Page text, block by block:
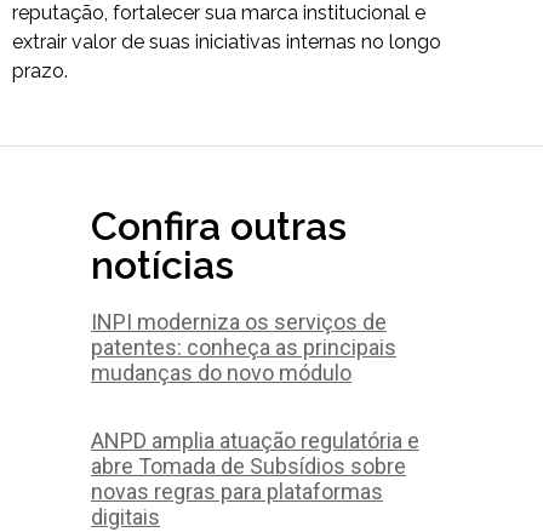
reputação, fortalecer sua marca institucional e
extrair valor de suas iniciativas internas no longo
prazo.
Confira outras
notícias
INPI moderniza os serviços de
patentes: conheça as principais
mudanças do novo módulo
ANPD amplia atuação regulatória e
abre Tomada de Subsídios sobre
novas regras para plataformas
digitais